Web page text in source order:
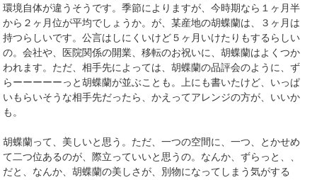
環境自体が違うそうです。季節によりますが、今時期なら１ヶ月半
から２ヶ月位が平均でしょうか。が、某産地の胡蝶蘭は、３ヶ月は
持つらしいです。公言はしにくいけど５ヶ月いけたりもするらしい
の。会社や、医院関係の開業、移転のお祝いに、胡蝶蘭はよくつか
われます。ただ、相手先によっては、胡蝶蘭の品評会のように、ず
らーーーーーっと胡蝶蘭が並ぶことも。上にも書いたけど、いっぱ
いもらいそうな相手先だったら、かえってアレンジの方が、いいか
も。
胡蝶蘭って、美しいと思う。ただ、一つの空間に、一つ、とかせめ
て二つ位あるのが、際立っていいと思うの。なんか、ずらっと、、
だと、なんか、胡蝶蘭の美しさが、別物になってしまう気がする